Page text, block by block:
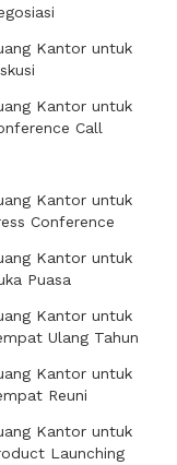
Kantor untuk
Kantor untuk
Call
Kantor untuk
Conference
Kantor untuk
Puasa
Kantor untuk
Ulang Tahun
Kantor untuk
Reuni
Kantor untuk
Launching